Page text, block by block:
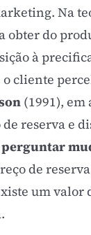
Na
do
à
cliente
(1991),
reserva e
de
um valor